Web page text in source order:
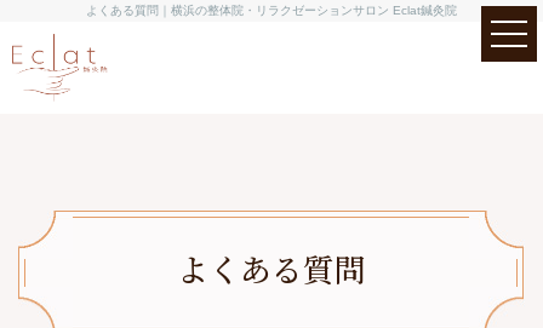
よくある質問｜横浜の整体院・リラクゼーションサロン Eclat鍼灸院
よくある質問